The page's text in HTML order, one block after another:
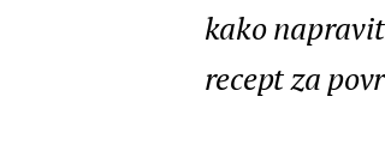
kako
recept za